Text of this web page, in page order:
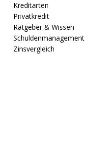
Kreditarten
Privatkredit
Ratgeber & Wissen
Schuldenmanagement
Zinsvergleich